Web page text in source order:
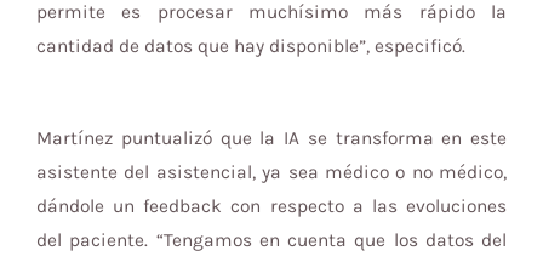
permite es procesar muchísimo más rápido la
cantidad de datos que hay disponible”, especificó.
Martínez puntualizó que la IA se transforma en este
asistente del asistencial, ya sea médico o no médico,
dándole un feedback con respecto a las evoluciones
del paciente. “Tengamos en cuenta que los datos del